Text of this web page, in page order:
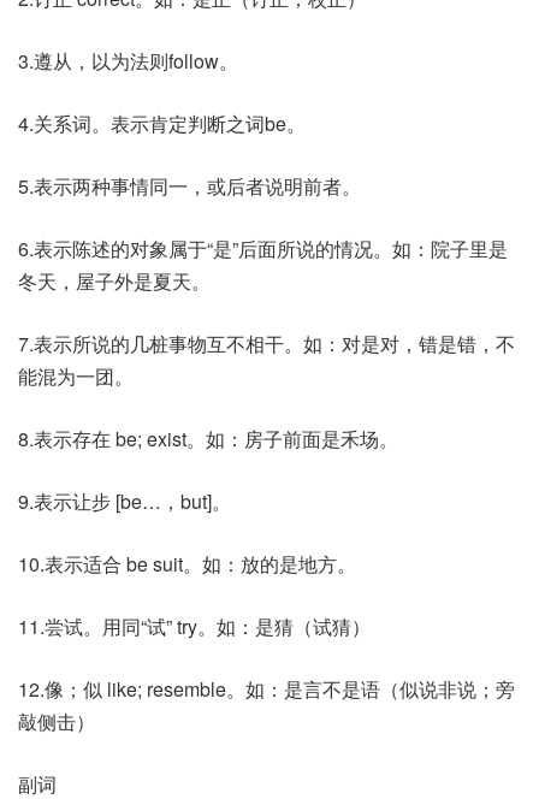
3.遵从，以为法则follow。
4.关系词。表示肯定判断之词be。
5.表示两种事情同一，或后者说明前者。
6.表示陈述的对象属于“是”后面所说的情况。如：院子里是
冬天，屋子外是夏天。
7.表示所说的几桩事物互不相干。如：对是对，错是错，不
能混为一团。
8.表示存在 be; exist。如：房子前面是禾场。
9.表示让步 [be…，but]。
10.表示适合 be suit。如：放的是地方。
11.尝试。用同“试” try。如：是猜（试猜）
12.像；似 like; resemble。如：是言不是语（似说非说；旁
敲侧击）
副词